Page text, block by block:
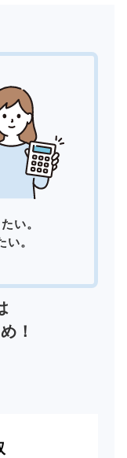
い。
。
！